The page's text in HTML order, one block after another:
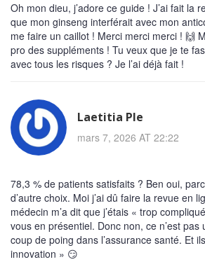
Oh mon dieu, j’adore ce guide ! J’ai fait la
que mon ginseng interférait avec mon
me faire un caillot ! Merci merci merci ! 🙌
pro des suppléments ! Tu veux que je te
avec tous les risques ? Je l’ai déjà fait !
Laetitia Ple
mars 7, 2026 AT 22:22
78,3 % de patients satisfaits ? Ben oui,
d’autre choix. Moi j’ai dû faire la revue en
médecin m’a dit que j’étais « trop
vous en présentiel. Donc non, ce n’est pas
coup de poing dans l’assurance santé. Et
innovation » 😏